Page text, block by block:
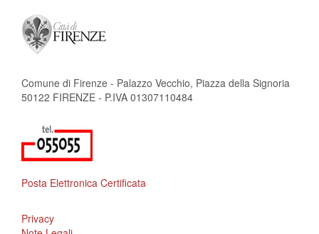
Comune di Firenze - Palazzo Vecchio, Piazza della Signoria
50122 FIRENZE - P.IVA 01307110484
Posta Elettronica Certificata
Privacy